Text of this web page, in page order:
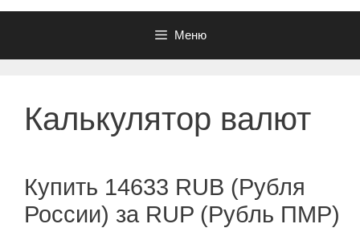
Меню
Калькулятор валют
Купить 14633 RUB (Рубля
России) за RUP (Рубль ПМР)